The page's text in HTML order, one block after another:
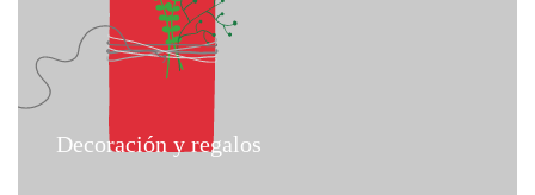
Decoración y regalos